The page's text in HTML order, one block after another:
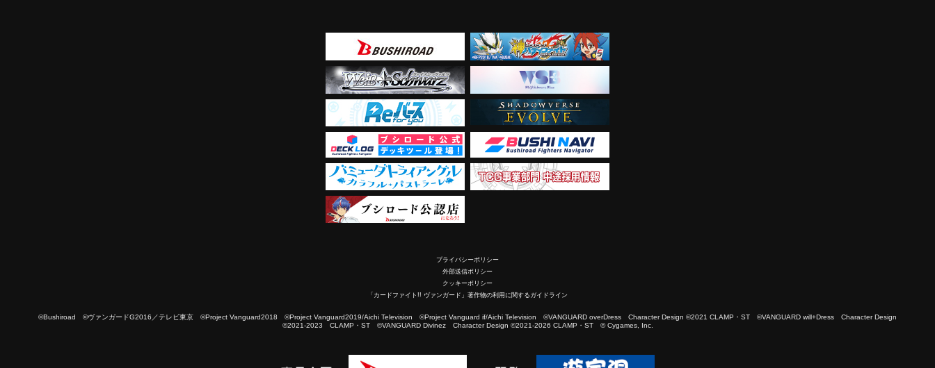
プライバシーポリシー
外部送信ポリシー
クッキーポリシー
「カードファイト!! ヴァンガード」著作物の利用に関するガイドライン
©Bushiroad ©ヴァンガードG2016／テレビ東京 ©Project Vanguard2018 ©Project Vanguard2019/Aichi Television ©Project Vanguard if/Aichi Television ©VANGUARD overDress Character Design ©2021 CLAMP・ST ©VANGUARD will+Dress Character Design
©2021-2023 CLAMP・ST ©VANGUARD Divinez Character Design ©2021-2026 CLAMP・ST © Cygames, Inc.